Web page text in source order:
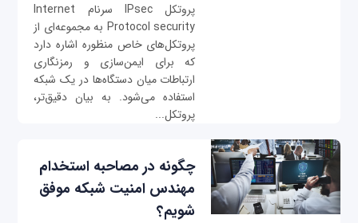
پروتکل IPsec سرنام Internet
Protocol security به مجموعه‌ای از
پروتکل‌های خاص منظوره اشاره دارد
که برای ایمن‌سازی و رمزنگاری
ارتباطات میان دستگاه‌ها در یک شبکه
استفاده می‌شود. به بیان دقیق‌تر،
پروتکل...
چگونه در مصاحبه استخدام
مهندس امنیت شبکه موفق
شویم؟